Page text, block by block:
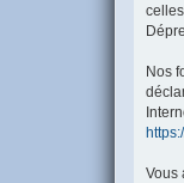
Nos
Vous